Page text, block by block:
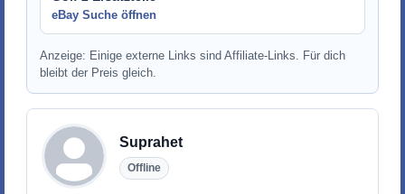
eBay Suche öffnen
Anzeige: Einige externe Links sind Affiliate-Links. Für dich
bleibt der Preis gleich.
Suprahet
Offline